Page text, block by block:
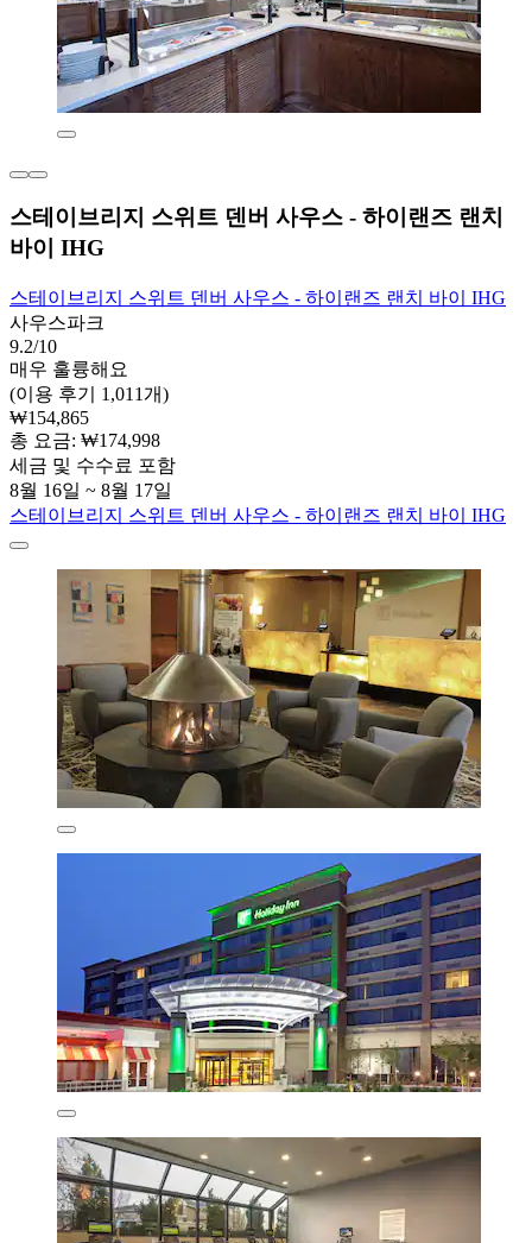
스테이브리지 스위트 덴버 사우스 - 하이랜즈 랜치
바이 IHG
스테이브리지 스위트 덴버 사우스 - 하이랜즈 랜치 바이 IHG
사우스파크
9.2/10
매우 훌륭해요
(이용 후기 1,011개)
₩154,865
총 요금: ₩174,998
세금 및 수수료 포함
8월 16일 ~ 8월 17일
스테이브리지 스위트 덴버 사우스 - 하이랜즈 랜치 바이 IHG